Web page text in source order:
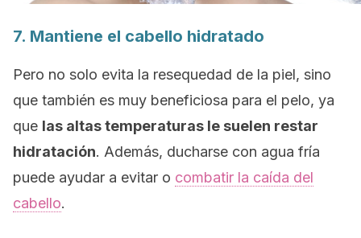
7. Mantiene el cabello hidratado
Pero no solo evita la resequedad de la piel, sino
que también es muy beneficiosa para el pelo, ya
que las altas temperaturas le suelen restar
hidratación. Además, ducharse con agua fría
puede ayudar a evitar o combatir la caída del
cabello.